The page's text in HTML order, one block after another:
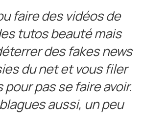
faire des vidéos de
tutos beauté mais
des fakes news
du net et vous filer
pas se faire avoir.
aussi, un peu